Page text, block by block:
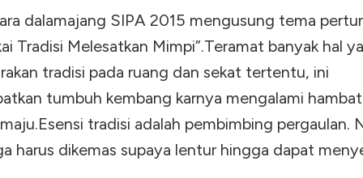
dalamajang SIPA 2015 mengusung tema
Tradisi Melesatkan Mimpi”.Teramat banyak hal
tradisi pada ruang dan sekat tertentu, ini
tumbuh kembang karnya mengalami
tradisi adalah pembimbing pergaulan.
harus dikemas supaya lentur hingga dapat